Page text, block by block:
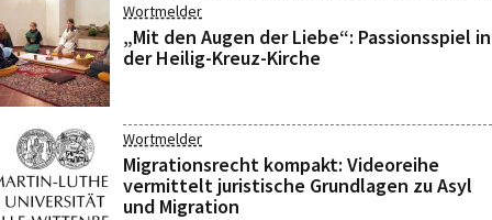
Wortmelder
„Mit den Augen der Liebe“: Passionsspiel in
der Heilig-Kreuz-Kirche
Wortmelder
Migrationsrecht kompakt: Videoreihe
vermittelt juristische Grundlagen zu Asyl
und Migration